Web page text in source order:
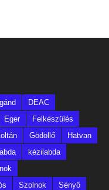
DEAC
Eger
Felkészülés
Gödöllő
Hatvan
kézilabda
Szolnok
Sényő